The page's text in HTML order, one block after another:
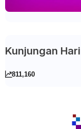
Kunjungan
811,160